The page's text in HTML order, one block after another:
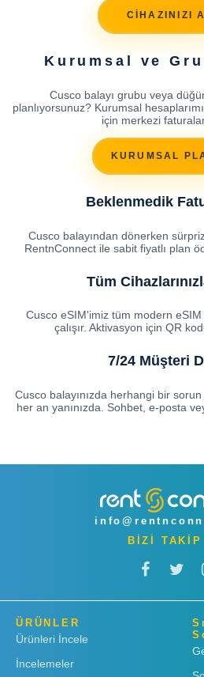
CİHAZINIZI
Kurumsal ve
Cusco balayı grubu veya
planlıyorsunuz? Kurumsal
için merkezi
KURUMSAL
Beklenmedik
Cusco balayından dönerken
RentnConnect ile sabit fiyatlı plan
Tüm
Cusco eSIM'imiz tüm modern eSIM
çalışır. Aktivasyon için QR
7/24 Müşteri
Cusco balayınızda herhangi bir
her an yanınızda. Sohbet, e-posta
BİZİ TAKİP
ÜRÜNLER
Ürünleri İncele
İncelemeler